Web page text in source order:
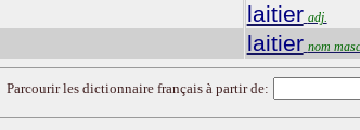
laitier adj.
laitier nom
Parcourir les dictionnaire français à partir de: